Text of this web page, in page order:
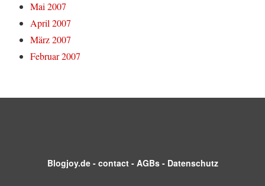
Mai 2007
April 2007
März 2007
Februar 2007
Blogjoy.de- contact- AGBs- Datenschutz